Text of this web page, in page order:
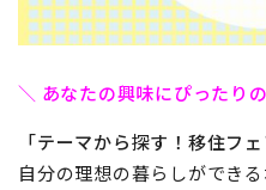
＼ あなたの興味にぴったり
「テーマから探す！移住フ
自分の理想の暮らしができ